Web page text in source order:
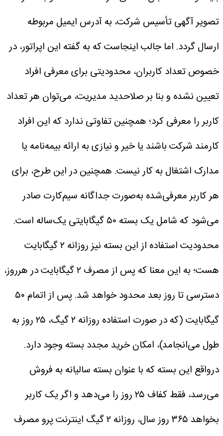
تصویر آگهی تأسیس شرکت، به آدرس ایمیل مربوطه
ارسال گردد. اما جالب اینجاست که به گفته این اپراتور، در
خصوص تعداد کاربران، محدودیتی برای معرفی افراد
تعیین نشده و بنا بر صلاحدید مدیریت، می‌توان هر تعداد
کاربر را معرفی کرد؛ همچنین تفاوتی ندارد که این افراد
کارمند شرکت باشند یا خیر و نیازی به ارائه بیمه‌نامه یا
مدارک اشتغال به کار نیست. همچنین در این طرح، برای
هر کاربر معرفی‌شده به‌صورت جداگانه سیم‌کارت صادر
می‌شود که شامل یک بسته ۵۰ گیگابایتی یک‌ساله است.
محدودیت استفاده از این بسته نیز روزانه ۲ گیگابایت
هست؛ به این معنا که پس از مصرف ۲ گیگابایت در هرروز،
دسترسی تا روز بعد محدود خواهد شد. پس از اتمام ۵۰
گیگابایت (که در صورت استفاده روزانه ۲ گیگ، ۲۵ روز به
طول می‌انجامد)، امکان خرید مجدد بسته وجود دارد.
درواقع این بسته که با عنوان بسته سالیانه به فروش
می‌رسد، فقط کفاف ۲۵ روز را می‌دهد و اگر یک کاربر
بخواهد ۳۶۵ روز سال، روزانه ۲ گیگ اینترنت پرو مصرف